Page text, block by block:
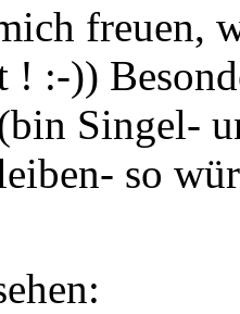
freuen,
:-))
Singel-
so